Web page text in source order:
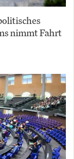
nimmt Fahrt